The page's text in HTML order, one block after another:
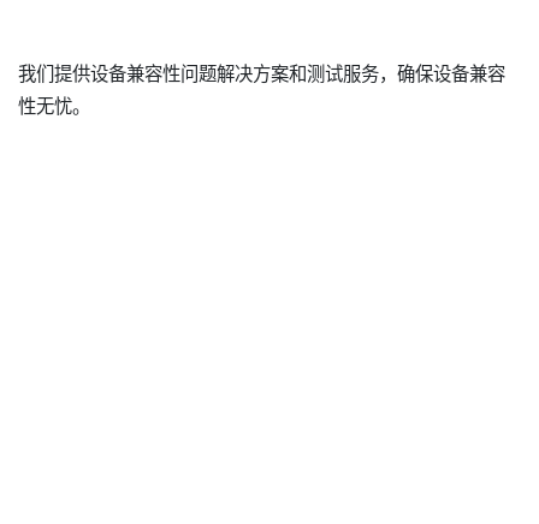
我们提供设备兼容性问题解决方案和测试服务，确保设备兼容
性无忧。